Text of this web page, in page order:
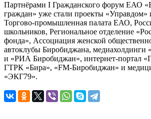
Партнёрами I Гражданского форум ЕАО
граждан» уже стали проекты «Управдом»
Торгово-промышленная палата ЕАО,
школьников, Региональное отделение
фонда», Ассоциация женской
автоклубы Биробиджана,
и «РИА Биробиджан», интернет-портал
ГТРК «Бира», «FM-Биробиджан» и
«ЭКГ79».